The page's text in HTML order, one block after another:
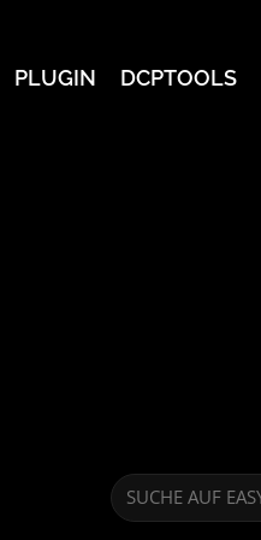
PLUGIN DCPTOOLS